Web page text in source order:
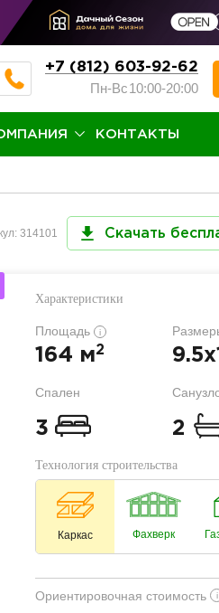
+7 (812) 603-92-62
Пн-Вс10:00-20:00
КОНТАКТЫ
314101 Скачать
Характеристики
Площадь i
164 м2
Спален
3 2
Технология строительства
Каркас Фахверк
Ориентировочная стоимость i